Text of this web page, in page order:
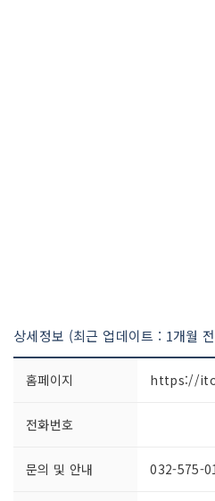
상세정보 (최근 업데이트 : 1개월
홈페이지 https://
전화번호
문의 및 안내 032-575-